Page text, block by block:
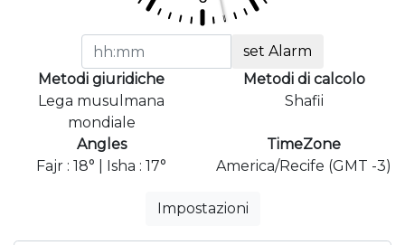
set Alarm
Metodi giuridiche
Lega musulmana
mondiale
Metodi di calcolo
Shafii
Angles
Fajr : 18° | Isha : 17°
TimeZone
America/Recife (GMT -3)
Impostazioni